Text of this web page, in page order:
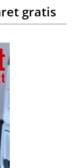
gratis